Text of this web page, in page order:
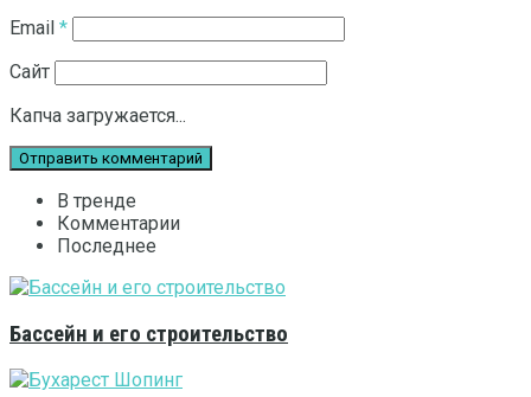
Email *
Сайт
Капча загружается...
В тренде
Комментарии
Последнее
Бассейн и его строительство